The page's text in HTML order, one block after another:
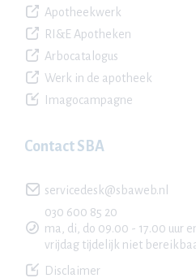
Apotheekwerk
RI&E Apotheken
Arbocatalogus
Werk in de apotheek
Imagocampagne
Contact SBA
servicedesk@sbaweb.nl
030 600 85 20
ma, di, do 09.00 - 17.00 uur
vrijdag tijdelijk niet
Disclaimer